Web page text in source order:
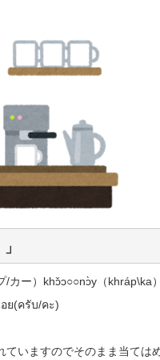
カー）khɔ̌ɔ○○nɔ̀y（khráp\ka）
ย(ครับ/คะ)
ていますのでそのまま当ては